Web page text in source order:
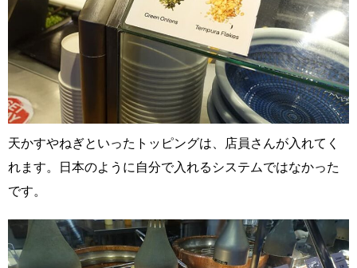
天かすやねぎといったトッピングは、店員さんが入れてく
れます。日本のように自分で入れるシステムではなかった
です。